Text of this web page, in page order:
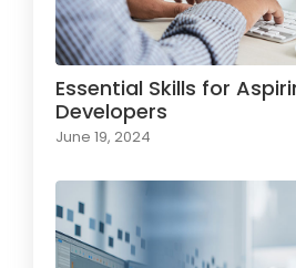
Essential Skills for
Developers
June 19, 2024